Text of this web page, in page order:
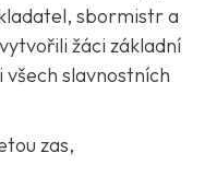
sbormistr a
žáci základní
slavnostních
zas,